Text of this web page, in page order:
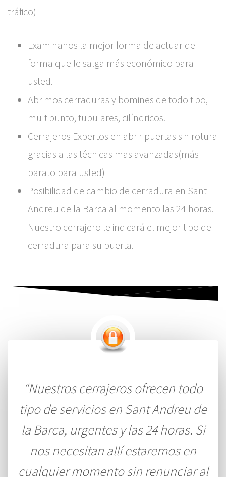
tráfico)
Examinanos la mejor forma de actuar de
forma que le salga más económico para
usted.
Abrimos cerraduras y bomines de todo tipo,
multipunto, tubulares, cilíndricos.
Cerrajeros Expertos en abrir puertas sin rotura
gracias a las técnicas mas avanzadas(más
barato para usted)
Posibilidad de cambio de cerradura en Sant
Andreu de la Barca al momento las 24 horas.
Nuestro cerrajero le indicará el mejor tipo de
cerradura para su puerta.
“Nuestros cerrajeros ofrecen todo
tipo de servicios en Sant Andreu de
la Barca, urgentes y las 24 horas. Si
nos necesitan allí estaremos en
cualquier momento sin renunciar al